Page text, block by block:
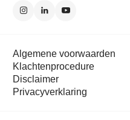
Algemene voorwaarden
Klachtenprocedure
Disclaimer
Privacyverklaring